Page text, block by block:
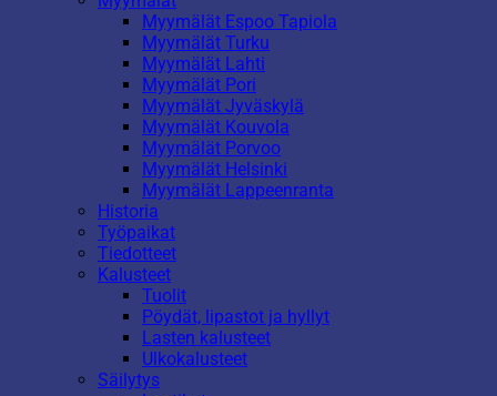
Myymälät Espoo Tapiola
Myymälät Turku
Myymälät Lahti
Myymälät Pori
Myymälät Jyväskylä
Myymälät Kouvola
Myymälät Porvoo
Myymälät Helsinki
Myymälät Lappeenranta
Historia
Työpaikat
Tiedotteet
Kalusteet
Tuolit
Pöydät, lipastot ja hyllyt
Lasten kalusteet
Ulkokalusteet
Säilytys